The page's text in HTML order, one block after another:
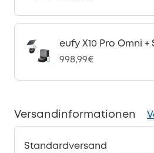
eufy X10 Pro Omni +
998,99€
Versandinformationen
Standardversand